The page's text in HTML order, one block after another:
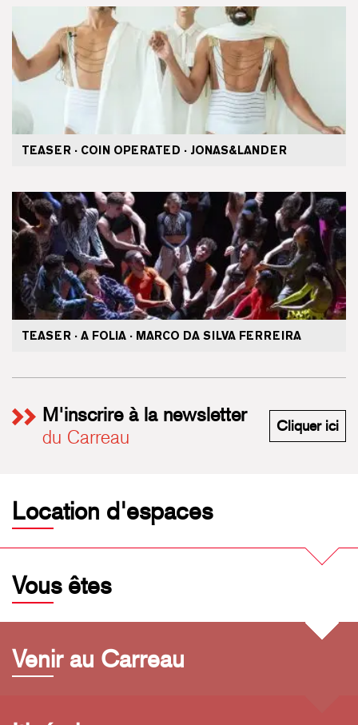
TEASER · COIN OPERATED · JONAS&LANDER
TEASER · A FOLIA · MARCO DA SILVA FERREIRA
M'inscrire à la newsletter
du Carreau
Cliquer ici
Location d'espaces
Vous êtes
Venir au Carreau